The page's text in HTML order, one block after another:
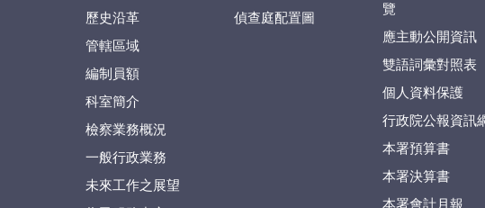
歷史沿革
管轄區域
編制員額
科室簡介
檢察業務概況
一般行政業務
未來工作之展望
偵查庭配置圖
覽
應主動公開資訊
雙語詞彙對照表
個人資料保護
行政院公報資訊
本署預算書
本署決算書
本署會計月報